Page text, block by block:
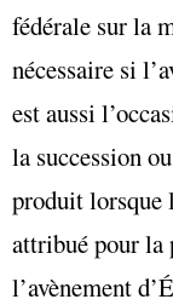
fédérale sur la
nécessaire si
est aussi
la succession
produit lorsque
attribué pour la
l’avènement